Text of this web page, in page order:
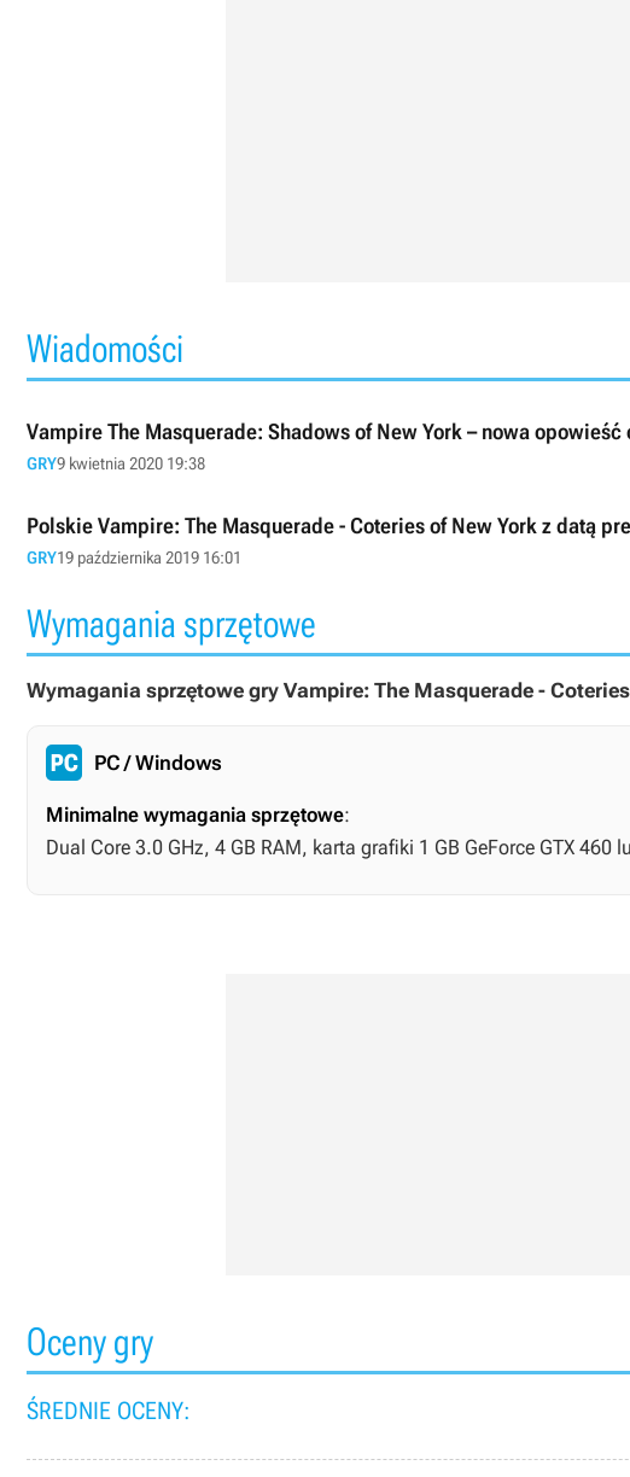
Wiadomości
Vampire The Masquerade: Shadows of New York – nowa
GRY9 kwietnia 2020 19:38
Polskie Vampire: The Masquerade - Coteries of New York z datą
GRY19 października 2019 16:01
Wymagania sprzętowe
Wymagania sprzętowe gry Vampire: The Masquerade -
PC / Windows
Minimalne wymagania sprzętowe:
Dual Core 3.0 GHz, 4 GB RAM, karta grafiki 1 GB GeForce GTX 460
Oceny gry
ŚREDNIE OCENY: